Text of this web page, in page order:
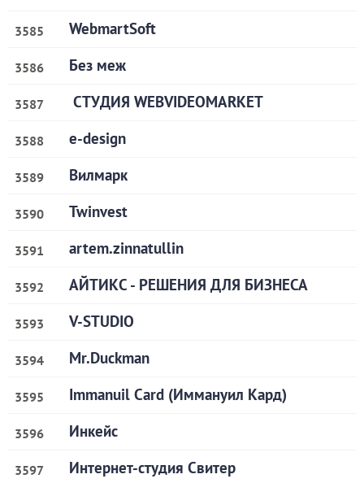
3585 WebmartSoft
3586 Без меж
3587 СТУДИЯ WEBVIDEOMARKET
3588 e-design
3589 Вилмарк
3590 Twinvest
3591 artem.zinnatullin
3592 АЙТИКС - РЕШЕНИЯ ДЛЯ БИЗНЕСА
3593 V-STUDIO
3594 Mr.Duckman
3595 Immanuil Card (Иммануил Кард)
3596 Инкейс
3597 Интернет-студия Свитер